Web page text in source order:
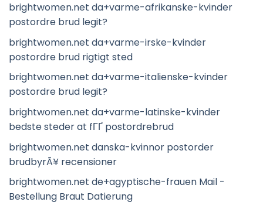
brightwomen.net da+varme-afrikanske-kvinder
postordre brud legit?
brightwomen.net da+varme-irske-kvinder
postordre brud rigtigt sted
brightwomen.net da+varme-italienske-kvinder
postordre brud legit?
brightwomen.net da+varme-latinske-kvinder
bedste steder at fГҐ postordrebrud
brightwomen.net danska-kvinnor postorder
brudbyrÃ¥ recensioner
brightwomen.net de+agyptische-frauen Mail -
Bestellung Braut Datierung